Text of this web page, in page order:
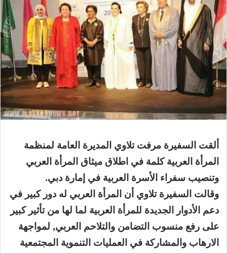
ألقت السفيرة مرفت تلاوي المديرة العامة لمنظمة
المرأة العربية كلمة في اطلاق ميثاق المرأة العربي
وتنصيب سفراء الأسرة العربية في إمارة دبي.
وقالت السفيرة تلاوي أن المرأة العربي له دور كبير في
دعم الأدوار الجديدة للمرأة العربية لما لها من تأثير كبير
على رفع منسوب التضامن والتلاحم العربي, لمواجهة
الارهاب والمشاركة في العمليات التنموية المجتمعية